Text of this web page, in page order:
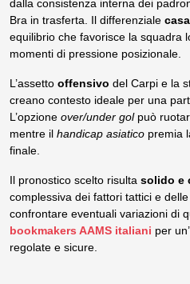
dalla consistenza interna dei
Bra in trasferta. Il differenziale
equilibrio che favorisce la squadra
momenti di pressione posizionale.
L’assetto offensivo del Carpi e la
creano contesto ideale per una
L’opzione over/under golpuò
mentre il handicap asiatico premia
finale.
Il pronostico scelto risulta solido e
complessiva dei fattori tattici e
confrontare eventuali variazioni di
bookmakers AAMS italiani per
regolate e sicure.